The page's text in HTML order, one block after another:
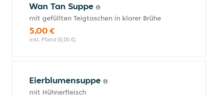
Wan Tan Suppe
mit gefüllten Teigtaschen in klarer Brühe
5,00 €
inkl. Pfand (0,00 €)
Eierblumensuppe
mit Hühnerfleisch